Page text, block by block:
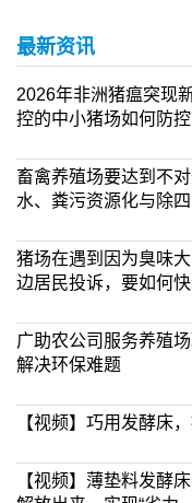
最新资讯
2026年非洲猪瘟突现
控的中小猪场如何防
畜禽养殖场要达到不
水、粪污资源化与除
猪场在遇到因为臭味
边居民投诉，要如何快
广助农公司服务养殖
解决环保难题
【视频】巧用发酵床
【视频】薄垫料发酵